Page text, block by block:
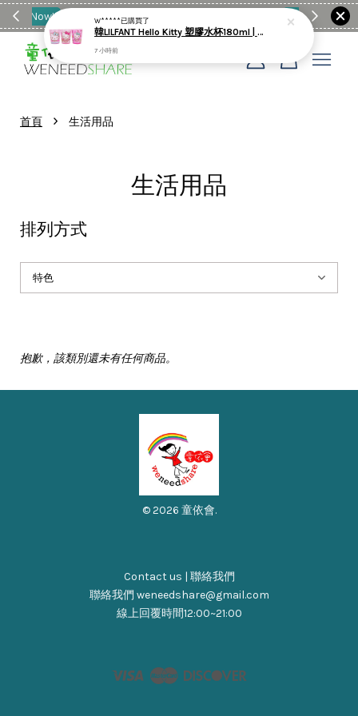
滿$1990送日亞麻棉簡約餐墊 童裝
首頁 › 生活用品
生活用品
排列方式
抱歉，該類別還未有任何商品。
© 2026 童依會.
Contact us | 聯絡我們
聯絡我們 weneedshare@gmail.com
線上回覆時間12:00~21:00
Visa Master
您的購物車目前還是空的。
W*****已購買了
韓LILFANT Hello Kitty 塑膠水杯180ml | 3入
7 小時前